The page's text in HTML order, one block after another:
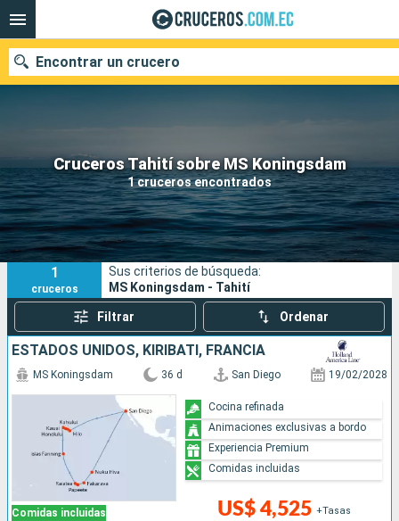
Cruceros Tahití sobre MS Koningsdam
1 cruceros encontrados
Encontrar un crucero
Nuestros destinos
Fecha de salida
Puertos Compañías
Buscar
1
cruceros
Sus criterios de búsqueda:
MS Koningsdam - Tahití
Filtrar Ordenar
ESTADOS UNIDOS, KIRIBATI, FRANCIA
Comidas incluidas
MS Koningsdam 36 d San Diego 19/02/2028
US$ 4,525 +Tasas
Cocina refinada
Animaciones exclusivas a bordo
Experiencia Premium
Comidas incluidas